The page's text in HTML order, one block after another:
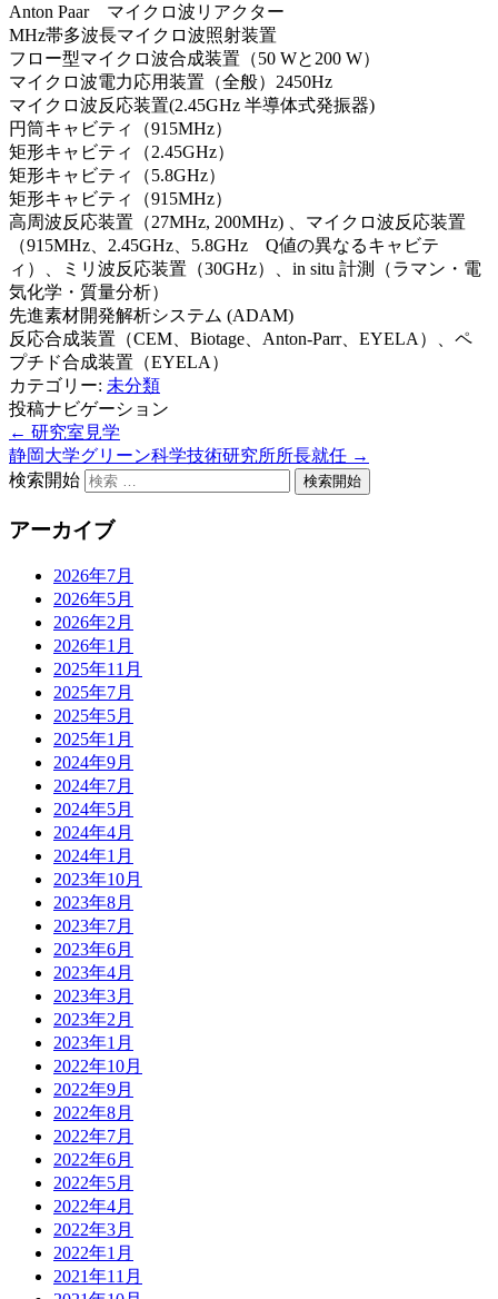
Anton Paar マイクロ波リアクター
MHz帯多波長マイクロ波照射装置
フロー型マイクロ波合成装置（50 Wと200 W）
マイクロ波電力応用装置（全般）2450Hz
マイクロ波反応装置(2.45GHz 半導体式発振器)
円筒キャビティ（915MHz）
矩形キャビティ（2.45GHz）
矩形キャビティ（5.8GHz）
矩形キャビティ（915MHz）
高周波反応装置（27MHz, 200MHz) 、マイクロ波反応装置
（915MHz、2.45GHz、5.8GHz Q値の異なるキャビテ
ィ）、ミリ波反応装置（30GHz）、in situ 計測（ラマン・電
気化学・質量分析）
先進素材開発解析システム (ADAM)
反応合成装置（CEM、Biotage、Anton-Parr、EYELA）、ペ
プチド合成装置（EYELA）
カテゴリー: 未分類
投稿ナビゲーション
← 研究室見学
静岡大学グリーン科学技術研究所所長就任 →
検索開始
アーカイブ
2026年7月
2026年5月
2026年2月
2026年1月
2025年11月
2025年7月
2025年5月
2025年1月
2024年9月
2024年7月
2024年5月
2024年4月
2024年1月
2023年10月
2023年8月
2023年7月
2023年6月
2023年4月
2023年3月
2023年2月
2023年1月
2022年10月
2022年9月
2022年8月
2022年7月
2022年6月
2022年5月
2022年4月
2022年3月
2022年1月
2021年11月